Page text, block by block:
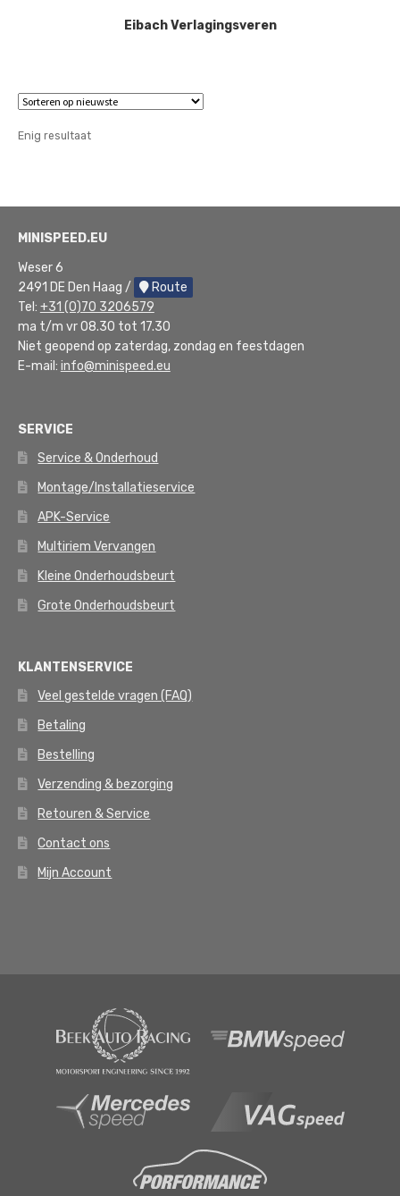
Eibach Verlagingsveren
Enig resultaat
MINISPEED.EU
Weser 6
2491 DE Den Haag /
Route
Tel: +31 (0)70 3206579
ma t/m vr 08.30 tot 17.30
Niet geopend op zaterdag, zondag en feestdagen
E-mail: info@minispeed.eu
SERVICE
Service & Onderhoud
Montage/Installatieservice
APK-Service
Multiriem Vervangen
Kleine Onderhoudsbeurt
Grote Onderhoudsbeurt
KLANTENSERVICE
Veel gestelde vragen (FAQ)
Betaling
Bestelling
Verzending & bezorging
Retouren & Service
Contact ons
Mijn Account